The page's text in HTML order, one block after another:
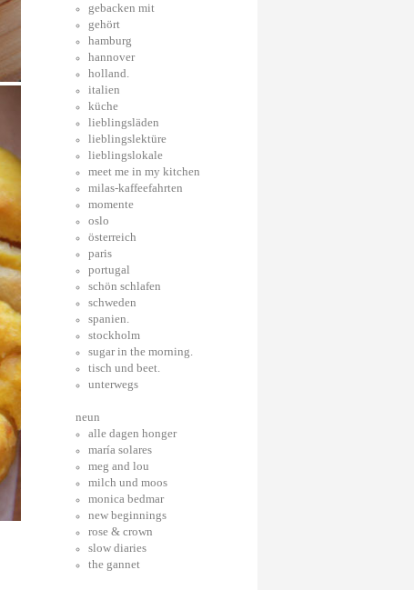
gebacken mit
gehört
hamburg
hannover
holland.
italien
küche
lieblingsläden
lieblingslektüre
lieblingslokale
meet me in my kitchen
milas-kaffeefahrten
momente
oslo
österreich
paris
portugal
schön schlafen
schweden
spanien.
stockholm
sugar in the morning.
tisch und beet.
unterwegs
neun
alle dagen honger
maría solares
meg and lou
milch und moos
monica bedmar
new beginnings
rose & crown
slow diaries
the gannet